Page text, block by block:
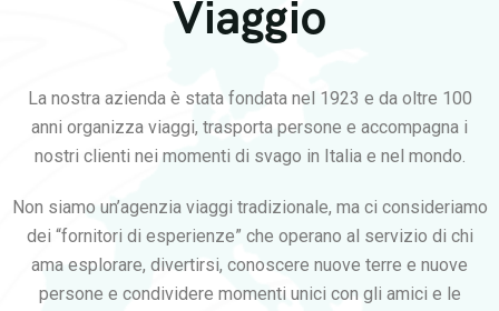
Viaggio
La nostra azienda è stata fondata nel 1923 e da oltre 100
anni organizza viaggi, trasporta persone e accompagna i
nostri clienti nei momenti di svago in Italia e nel mondo.
Non siamo un’agenzia viaggi tradizionale, ma ci consideriamo
dei “fornitori di esperienze” che operano al servizio di chi
ama esplorare, divertirsi, conoscere nuove terre e nuove
persone e condividere momenti unici con gli amici e le